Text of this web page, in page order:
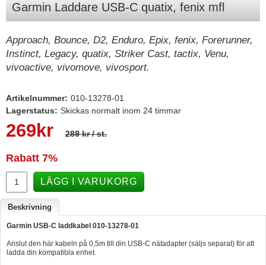
Lowrance
Humminbird
Simrad
Båttillbehör
Hummertina
Varta - Batterier
Victron - Batteriladdare
CTEK - Batteriladdare
Webasto - Dieselvärmare
Kamasa Tools - Verktyg
Thule - Takboxar
Garmin Laddare USB-C quatix, fenix mfl
Approach, Bounce, D2, Enduro, Epix, fenix, Forerunner,
Instinct, Legacy, quatix, Striker Cast, tactix, Venu,
vivoactive, vivomove, vivosport.
Artikelnummer: 010-13278-01
Lagerstatus: Skickas normalt inom 24 timmar
269 kr 289 kr/ st.
Rabatt 7%
LÄGG I VARUKORG
Beskrivning
Garmin USB-C laddkabel 010-13278-01
Anslut den här kabeln på 0,5m till din USB-C nätadapter (säljs separat) för att
ladda din kompatibla enhet.